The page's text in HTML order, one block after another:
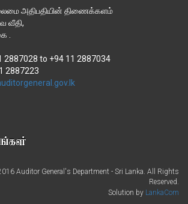
அதிபதியின் திணைக்களம்
வீதி,
.
to +94 11 2887034
2887223
Auditor General's Department - Sri Lanka. All Rights
Reserved.
Solution by LankaCom